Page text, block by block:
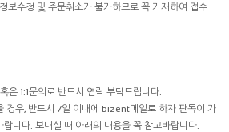
보수정 및 주문취소가 불가하므로 꼭 기재하여 접수
은 1:1문의로 반드시 연락 부탁드립니다.
경우, 반드시 7일 이내에 bizent메일로 하자 판독이 가
니다. 보내실 때 아래의 내용을 꼭 참고바랍니다.